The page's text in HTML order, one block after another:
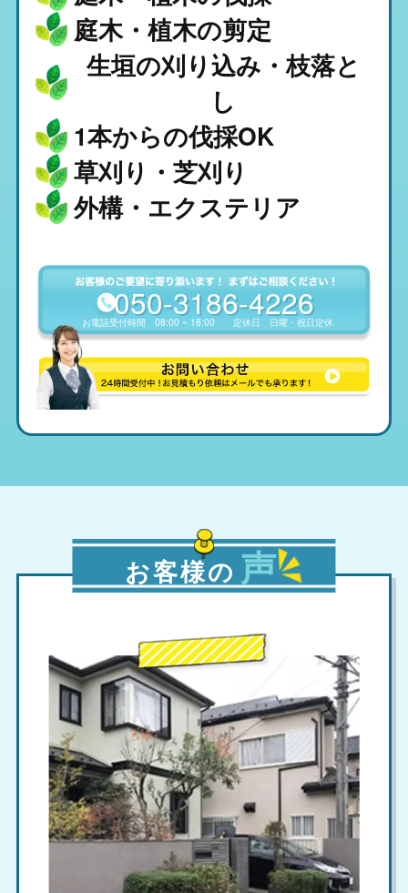
1本からの伐採OK
庭木・植木の剪定
草刈り・芝刈り
生垣の刈り込み・枝落と
し
外構・エクステリア
050-3186-4226
お電話受付時間08:00 ~ 18:00 定休日 日曜・祝日定休
お客様の 声